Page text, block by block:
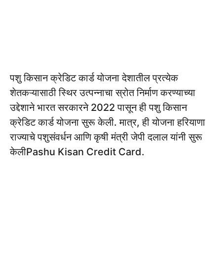
पशु किसान क्रेडिट कार्ड योजना देशातील प्रत्येक
शेतकऱ्यासाठी स्थिर उत्पन्नाचा स्रोत निर्माण करण्याच्या
उद्देशाने भारत सरकारने 2022 पासून ही पशु किसान
क्रेडिट कार्ड योजना सुरू केली. मात्र, ही योजना हरियाणा
राज्याचे पशुसंवर्धन आणि कृषी मंत्री जेपी दलाल यांनी सुरू
केलीPashu Kisan Credit Card.